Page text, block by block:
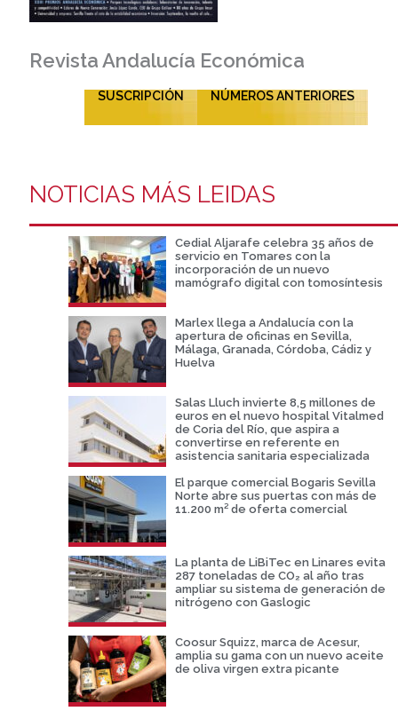
Revista Andalucía Económica
SUSCRIPCIÓN NÚMEROS ANTERIORES
NOTICIAS MÁS LEIDAS
Cedial Aljarafe celebra 35 años de
servicio en Tomares con la
incorporación de un nuevo
mamógrafo digital con tomosíntesis
Marlex llega a Andalucía con la
apertura de oficinas en Sevilla,
Málaga, Granada, Córdoba, Cádiz y
Huelva
Salas Lluch invierte 8,5 millones de
euros en el nuevo hospital Vitalmed
de Coria del Río, que aspira a
convertirse en referente en
asistencia sanitaria especializada
El parque comercial Bogaris Sevilla
Norte abre sus puertas con más de
11.200 m² de oferta comercial
La planta de LiBiTec en Linares evita
287 toneladas de CO₂ al año tras
ampliar su sistema de generación de
nitrógeno con Gaslogic
Coosur Squizz, marca de Acesur,
amplia su gama con un nuevo aceite
de oliva virgen extra picante